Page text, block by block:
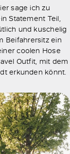
sage ich zu
Statement Teil,
und kuschelig
Beifahrersitz ein
coolen Hose
Outfit, mit dem
erkunden könnt.